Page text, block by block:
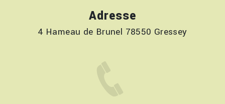
Adresse
4 Hameau de Brunel 78550 Gressey